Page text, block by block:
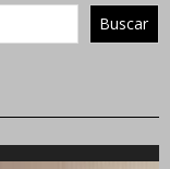
Buscar